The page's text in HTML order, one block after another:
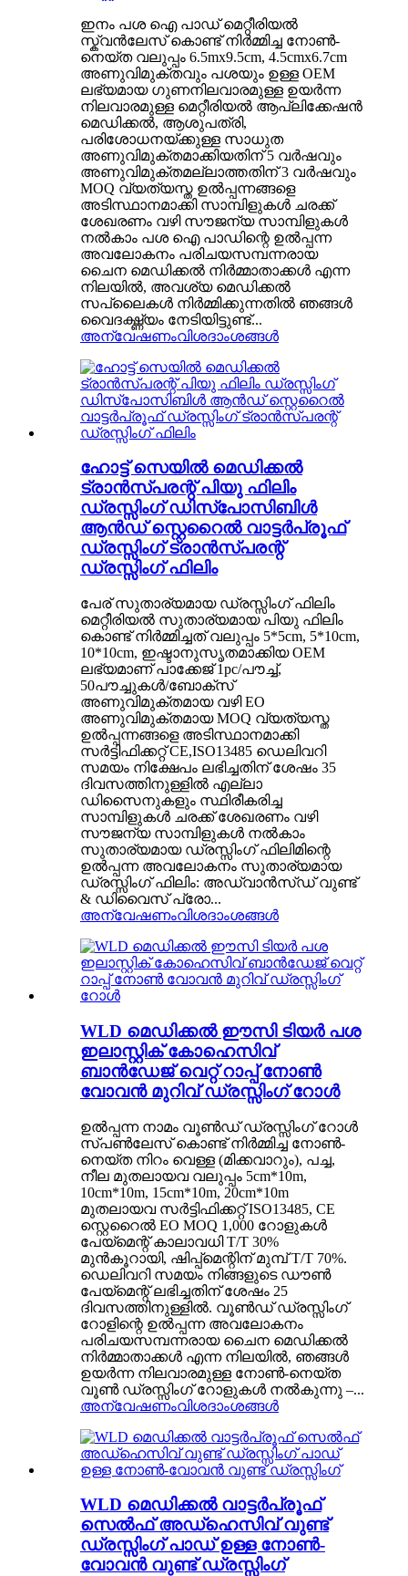
ഇനം പശ ഐ പാഡ് മെറ്റീരിയൽ
സ്ക്വൻലേസ് കൊണ്ട് നിർമ്മിച്ച നോൺ-
നെയ്ത വലുപ്പം 6.5mx9.5cm, 4.5cmx6.7cm
അണുവിമുക്തവും പശയും ഉള്ള OEM
ലഭ്യമായ ഗുണനിലവാരമുള്ള ഉയർന്ന
നിലവാരമുള്ള മെറ്റീരിയൽ ആപ്ലിക്കേഷൻ
മെഡിക്കൽ, ആശുപത്രി,
പരിശോധനയ്ക്കുള്ള സാധുത
അണുവിമുക്തമാക്കിയതിന് 5 വർഷവും
അണുവിമുക്തമല്ലാത്തതിന് 3 വർഷവും
MOQ വ്യത്യസ്ത ഉൽപ്പന്നങ്ങളെ
അടിസ്ഥാനമാക്കി സാമ്പിളുകൾ ചരക്ക്
ശേഖരണം വഴി സൗജന്യ സാമ്പിളുകൾ
നൽകാം പശ ഐ പാഡിന്റെ ഉൽപ്പന്ന
അവലോകനം പരിചയസമ്പന്നരായ
ചൈന മെഡിക്കൽ നിർമ്മാതാക്കൾ എന്ന
നിലയിൽ, അവശ്യ മെഡിക്കൽ
സപ്ലൈകൾ നിർമ്മിക്കുന്നതിൽ ഞങ്ങൾ
വൈദഗ്ദ്ധ്യം നേടിയിട്ടുണ്ട്...
അന്വേഷണംവിശദാംശങ്ങൾ
ഹോട്ട് സെയിൽ മെഡിക്കൽ
ട്രാൻസ്പരന്റ് പിയു ഫിലിം
ഡ്രസ്സിംഗ് ഡിസ്പോസിബിൾ
ആൻഡ് സ്റ്റെറൈൽ വാട്ടർപ്രൂഫ്
ഡ്രസ്സിംഗ് ട്രാൻസ്പരന്റ്
ഡ്രസ്സിംഗ് ഫിലിം
പേര് സുതാര്യമായ ഡ്രസ്സിംഗ് ഫിലിം
മെറ്റീരിയൽ സുതാര്യമായ പിയു ഫിലിം
കൊണ്ട് നിർമ്മിച്ചത് വലുപ്പം 5*5cm, 5*10cm,
10*10cm, ഇഷ്ടാനുസൃതമാക്കിയ OEM
ലഭ്യമാണ് പാക്കേജ് 1pc/പൗച്ച്,
50പൗച്ചുകൾ/ബോക്സ്
അണുവിമുക്തമായ വഴി EO
അണുവിമുക്തമായ MOQ വ്യത്യസ്ത
ഉൽപ്പന്നങ്ങളെ അടിസ്ഥാനമാക്കി
സർട്ടിഫിക്കറ്റ് CE,ISO13485 ഡെലിവറി
സമയം നിക്ഷേപം ലഭിച്ചതിന് ശേഷം 35
ദിവസത്തിനുള്ളിൽ എല്ലാ
ഡിസൈനുകളും സ്ഥിരീകരിച്ച
സാമ്പിളുകൾ ചരക്ക് ശേഖരണം വഴി
സൗജന്യ സാമ്പിളുകൾ നൽകാം
സുതാര്യമായ ഡ്രസ്സിംഗ് ഫിലിമിന്റെ
ഉൽപ്പന്ന അവലോകനം സുതാര്യമായ
ഡ്രസ്സിംഗ് ഫിലിം: അഡ്വാൻസ്ഡ് വുണ്ട്
& ഡിവൈസ് പ്രോ...
അന്വേഷണംവിശദാംശങ്ങൾ
WLD മെഡിക്കൽ ഈസി ടിയർ പശ
ഇലാസ്റ്റിക് കോഹെസിവ്
ബാൻഡേജ് വെറ്റ് റാപ്പ് നോൺ
വോവൻ മുറിവ് ഡ്രസ്സിംഗ് റോൾ
ഉൽപ്പന്ന നാമം വൂൺഡ് ഡ്രസ്സിംഗ് റോൾ
സ്പൺലേസ് കൊണ്ട് നിർമ്മിച്ച നോൺ-
നെയ്ത നിറം വെള്ള (മിക്കവാറും), പച്ച,
നീല മുതലായവ വലുപ്പം 5cm*10m,
10cm*10m, 15cm*10m, 20cm*10m
മുതലായവ സർട്ടിഫിക്കറ്റ് ISO13485, CE
സ്റ്റെറൈൽ EO MOQ 1,000 റോളുകൾ
പേയ്‌മെന്റ് കാലാവധി T/T 30%
മുൻകൂറായി, ഷിപ്പ്‌മെന്റിന് മുമ്പ് T/T 70%.
ഡെലിവറി സമയം നിങ്ങളുടെ ഡൗൺ
പേയ്‌മെന്റ് ലഭിച്ചതിന് ശേഷം 25
ദിവസത്തിനുള്ളിൽ. വൂൺഡ് ഡ്രസ്സിംഗ്
റോളിന്റെ ഉൽപ്പന്ന അവലോകനം
പരിചയസമ്പന്നരായ ചൈന മെഡിക്കൽ
നിർമ്മാതാക്കൾ എന്ന നിലയിൽ, ഞങ്ങൾ
ഉയർന്ന നിലവാരമുള്ള നോൺ-നെയ്ത
വൂൺ ഡ്രസ്സിംഗ് റോളുകൾ നൽകുന്നു –...
അന്വേഷണംവിശദാംശങ്ങൾ
WLD മെഡിക്കൽ വാട്ടർപ്രൂഫ്
സെൽഫ് അഡ്ഹെസിവ് വുണ്ട്
ഡ്രസ്സിംഗ് പാഡ് ഉള്ള നോൺ-
വോവൻ വുണ്ട് ഡ്രസ്സിംഗ്